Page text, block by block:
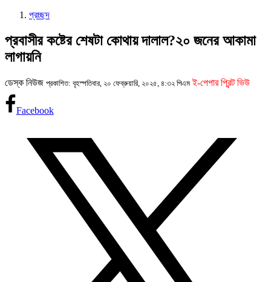
প্রচ্ছদ
প্রবাসীর কষ্টের শেষটা কোথায় দালাল?২০ জনের আকামা
লাগায়নি
ডেস্ক নিউজ প্রকাশিত: বৃহস্পতিবার, ২০ ফেব্রুয়ারি, ২০২৫, ৪:৩২ পিএম ই-পেপার প্রিন্ট ভিউ
Facebook